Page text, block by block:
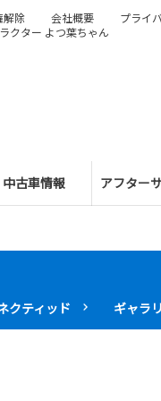
中古車情報 アフター
解除 会社概要 プライ
クター よつ葉ちゃん
クティッド ギャラ